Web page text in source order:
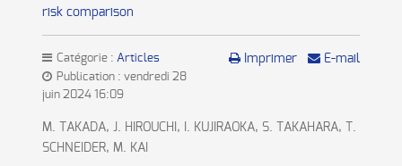
risk comparison
Imprimer E-mail
Catégorie : Articles
Publication : vendredi 28
juin 2024 16:09
M. TAKADA, J. HIROUCHI, I. KUJIRAOKA, S. TAKAHARA, T.
SCHNEIDER, M. KAI